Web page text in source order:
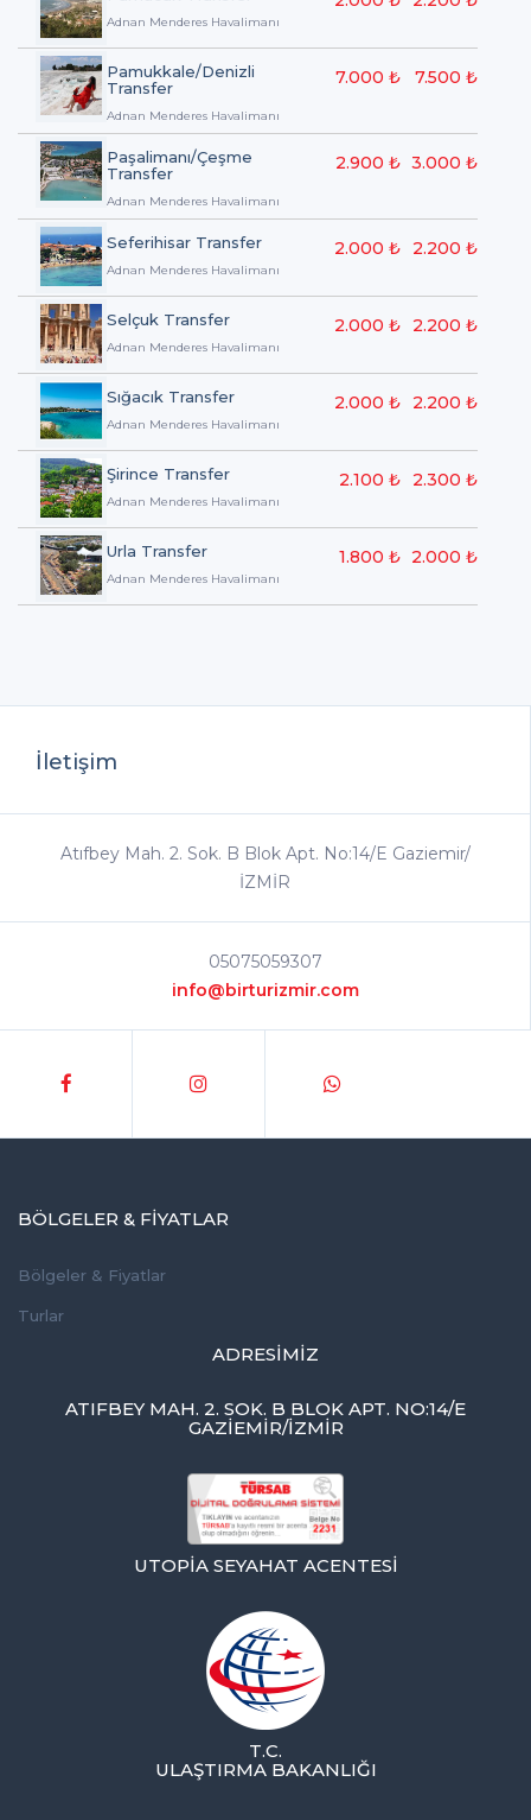
Adnan Menderes Havalimanı
Pamukkale/Denizli
Transfer
Adnan Menderes Havalimanı
7.000 ₺ 7.500 ₺
Paşalimanı/Çeşme
Transfer
Adnan Menderes Havalimanı
2.900 ₺ 3.000 ₺
Seferihisar Transfer
Adnan Menderes Havalimanı
2.000 ₺ 2.200 ₺
Selçuk Transfer
Adnan Menderes Havalimanı
2.000 ₺ 2.200 ₺
Sığacık Transfer
Adnan Menderes Havalimanı
2.000 ₺ 2.200 ₺
Şirince Transfer
Adnan Menderes Havalimanı
2.100 ₺ 2.300 ₺
Urla Transfer
Adnan Menderes Havalimanı
1.800 ₺ 2.000 ₺
İletişim
Atıfbey Mah. 2. Sok. B Blok Apt. No:14/E Gaziemir/
İZMİR
05075059307
info@birturizmir.com
BÖLGELER & FIYATLAR
Bölgeler & Fiyatlar
Turlar
ADRESIMIZ
ATIFBEY MAH. 2. SOK. B BLOK APT. NO:14/E
GAZIEMIR/İZMİR
UTOPIA SEYAHAT ACENTESI
T.C.
ULAŞTIRMA BAKANLIĞI